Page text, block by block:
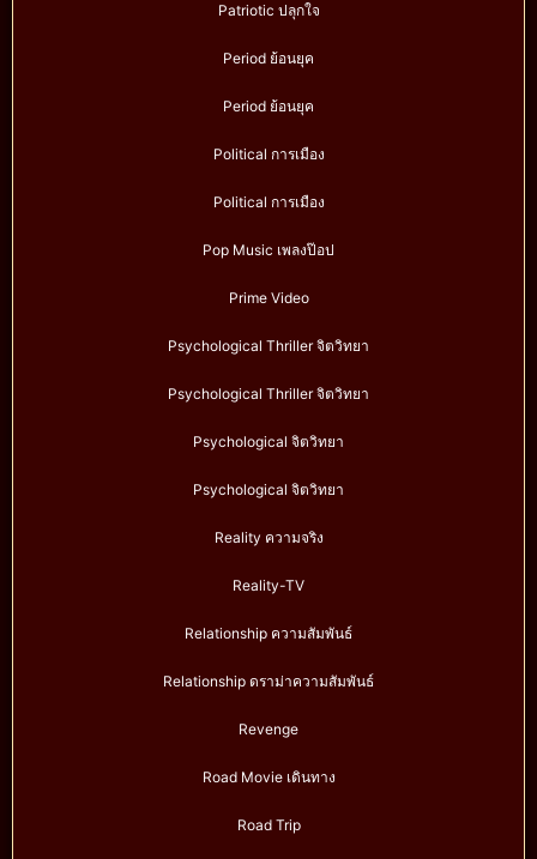
Patriotic ปลุกใจ
Period ย้อนยุค
Period ย้อนยุค
Political การเมือง
Political การเมือง
Pop Music เพลงป๊อป
Prime Video
Psychological Thriller จิตวิทยา
Psychological Thriller จิตวิทยา
Psychological จิตวิทยา
Psychological จิตวิทยา
Reality ความจริง
Reality-TV
Relationship ความสัมพันธ์
Relationship ดราม่าความสัมพันธ์
Revenge
Road Movie เดินทาง
Road Trip